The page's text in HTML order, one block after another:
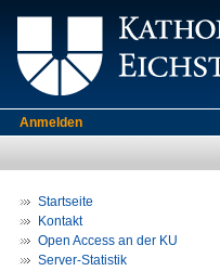
Anmelden
Startseite
Kontakt
Open Access an der KU
Server-Statistik